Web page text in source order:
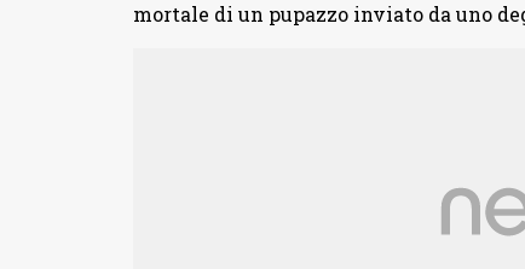
mortale di un pupazzo inviato da uno